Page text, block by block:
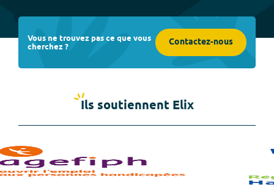
Vous ne trouvez pas ce que vous
cherchez ? Contactez-nous
Ils soutiennent Elix